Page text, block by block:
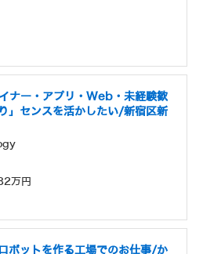
ナー・アプリ・Web・未経験歓
」センスを活かしたい/新宿区新
万円
ボットを作る工場でのお仕事/か